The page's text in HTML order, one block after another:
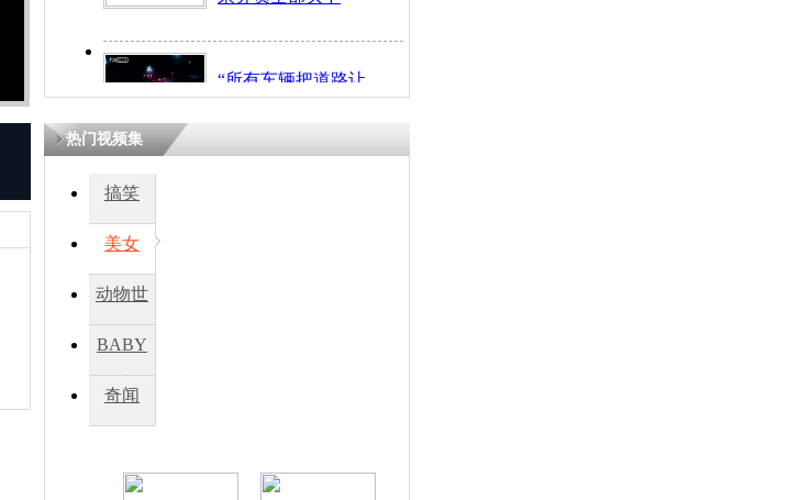
“所有车辆把道路让
开！”儿童突发疾病交
因
热门视频集
搞笑
美女
动物世
BABY
秀
奇闻